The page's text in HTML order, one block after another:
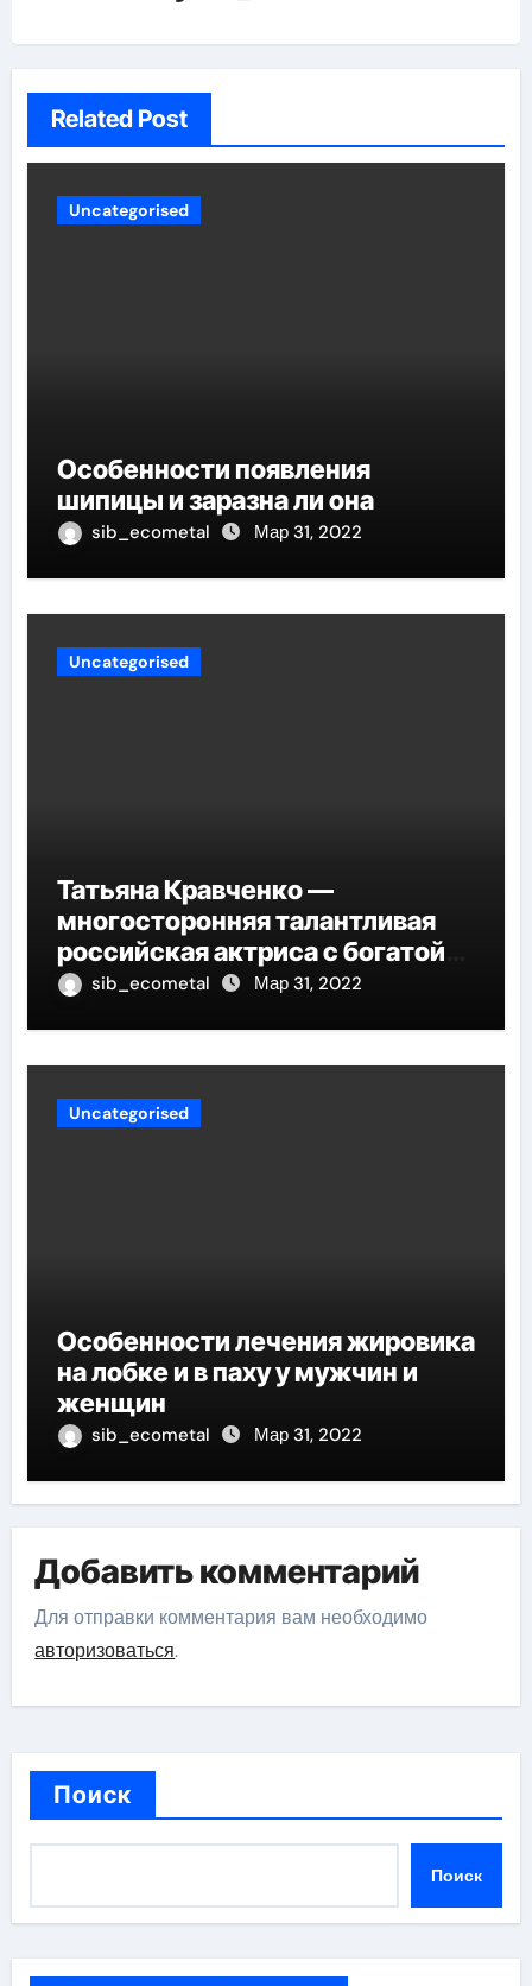
Related Post
Uncategorised
Особенности появления
шипицы и заразна ли она
sib_ecometal Мар 31, 2022
Uncategorised
Татьяна Кравченко —
многосторонняя талантливая
российская актриса с богатой
биографией и успешной
sib_ecometal Мар 31, 2022
Uncategorised
Особенности лечения жировика
на лобке и в паху у мужчин и
женщин
sib_ecometal Мар 31, 2022
Добавить комментарий
Для отправки комментария вам необходимо
авторизоваться.
Поиск
Поиск